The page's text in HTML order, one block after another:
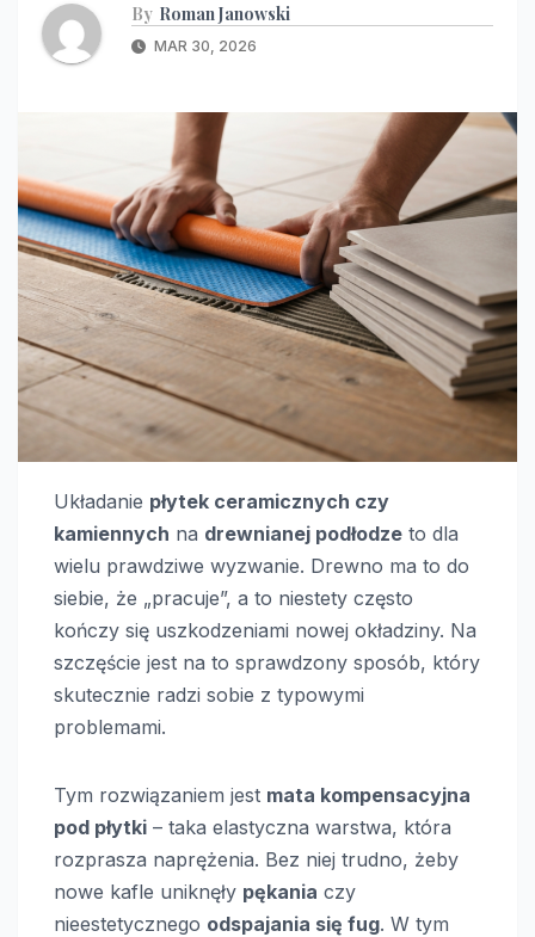
By Roman Janowski
MAR 30, 2026
Układanie płytek ceramicznych czy
kamiennych na drewnianej podłodze to dla
wielu prawdziwe wyzwanie. Drewno ma to do
siebie, że „pracuje”, a to niestety często
kończy się uszkodzeniami nowej okładziny. Na
szczęście jest na to sprawdzony sposób, który
skutecznie radzi sobie z typowymi
problemami.
Tym rozwiązaniem jest mata kompensacyjna
pod płytki – taka elastyczna warstwa, która
rozprasza naprężenia. Bez niej trudno, żeby
nowe kafle uniknęły pękania czy
nieestetycznego odspajania się fug. W tym